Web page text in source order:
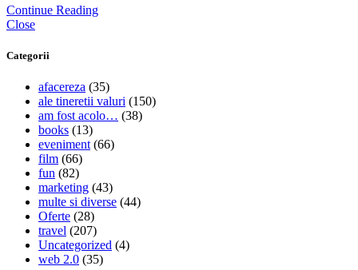
Continue Reading
Close
Categorii
afacereza (35)
ale tineretii valuri (150)
am fost acolo… (38)
books (13)
eveniment (66)
film (66)
fun (82)
marketing (43)
multe si diverse (44)
Oferte (28)
travel (207)
Uncategorized (4)
web 2.0 (35)